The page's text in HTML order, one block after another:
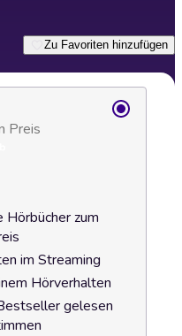
Zu Favoriten hinzufügen
Preis
zum
im Streaming
Hörverhalten
gelesen